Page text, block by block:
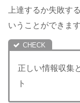
上達するか失敗す
いうことができます
正しい情報収集
ト